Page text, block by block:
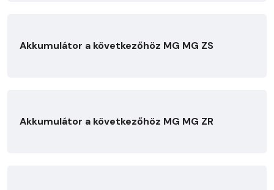
Akkumulátor a következőhöz MG MG ZS
Akkumulátor a következőhöz MG MG ZR